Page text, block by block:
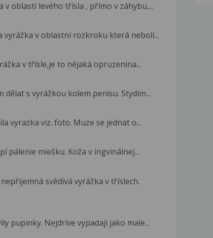
v oblasti levého třísla , přímo v záhybu,...
vyrážka v oblastní rozkroku která nebolí...
v třísle,je to nějaká opruzenina...
s vyrážkou kolem penisu. Stydím...
vyrazka viz. foto. Muze se jednat o...
pálenie miešku. Koža v ingvinálnej...
svědívá vyrážka v tříslech.
pupinky. Nejdrive vypadaji jako male...